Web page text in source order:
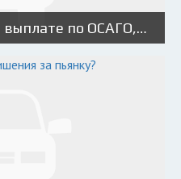
Страховая отказала в выплате по ОСАГО, что делать?